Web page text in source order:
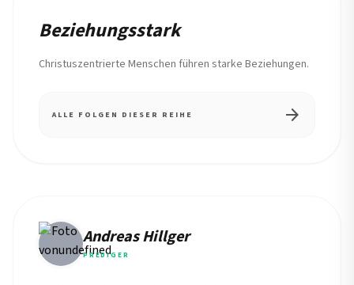
Beziehungsstark
Christuszentrierte Menschen führen starke Beziehungen.
ALLE FOLGEN DIESER REIHE arrow_forward
Andreas Hillger
PREDIGER